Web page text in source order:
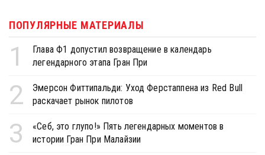
ПОПУЛЯРНЫЕ МАТЕРИАЛЫ
1
Глава Ф1 допустил возвращение в календарь
легендарного этапа Гран При
2
Эмерсон Фиттипальди: Уход Ферстаппена из Red Bull
раскачает рынок пилотов
3
«Себ, это глупо!» Пять легендарных моментов в
истории Гран При Малайзии